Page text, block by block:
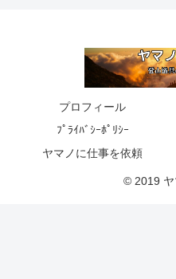
プロフィール
ﾌﾟﾗｲﾊﾞｼｰﾎﾟﾘｼｰ
ヤマノに仕事を依頼
© 2019 ヤ